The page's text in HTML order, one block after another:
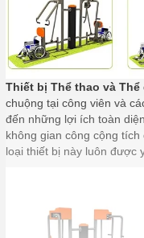
Thiết bị Thể thao và Thể
chuộng tại công viên và
đến những lợi ích toàn
không gian công cộng
loại thiết bị này luôn được